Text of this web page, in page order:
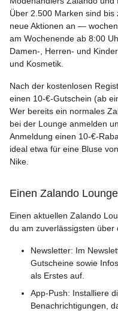
Über 2.500 Marken sind
neue Aktionen an —
am Wochenende ab 8:00
Damen-, Herren- und
und Kosmetik.
Nach der kostenlosen
einen 10-€-Gutschein (ab
Wer bereits ein normales
bei der Lounge anmelden
Anmeldung einen 10-€-
ideal etwa für eine Bluse
Nike.
Einen Zalando
Einen aktuellen Zalando
du am zuverlässigsten über
Newsletter: Im
Gutscheine sowie
als Erstes auf.
App-Push: Installiere
Benachrichtigungen,